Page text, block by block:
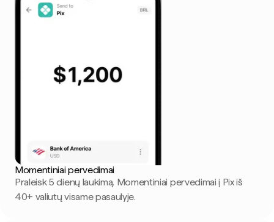
Momentiniai pervedimai
Praleisk 5 dienų laukimą. Momentiniai pervedimai į Pix iš
40+ valiutų visame pasaulyje.